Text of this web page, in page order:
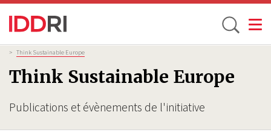
Aller
au
contenu
principal
Toggle
Think Sustainable Europe
Publications et évènements de l'initiative
Fil
d'Ariane
> Think Sustainable Europe